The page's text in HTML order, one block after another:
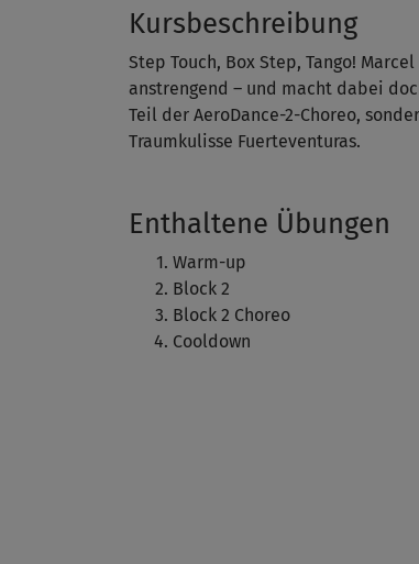
Kursbeschreibung
Step Touch, Box Step, Tango!
anstrengend – und macht dabei
Teil der AeroDance-2-Choreo,
Traumkulisse Fuerteventuras.
Enthaltene Übungen
Warm-up
Block 2
Block 2 Choreo
Cooldown